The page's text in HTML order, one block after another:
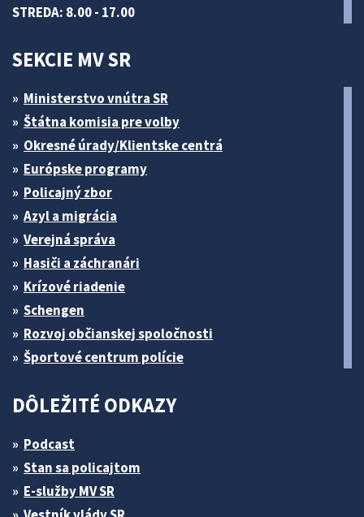
STREDA: 8.00 - 17.00
SEKCIE MV SR
Ministerstvo vnútra SR
Štátna komisia pre volby
Okresné úrady/Klientske centrá
Európske programy
Policajný zbor
Azyl a migrácia
Verejná správa
Hasiči a záchranári
Krízové riadenie
Schengen
Rozvoj občianskej spoločnosti
Športové centrum polície
DÔLEŽITÉ ODKAZY
Podcast
Stan sa policajtom
E-služby MV SR